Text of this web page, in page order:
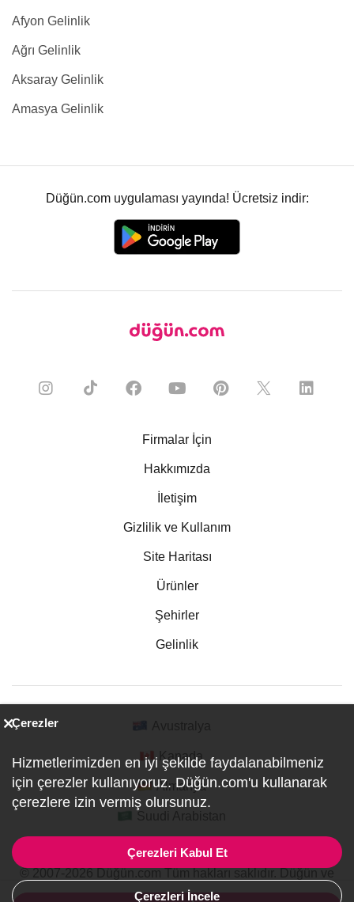
Afyon Gelinlik
Ağrı Gelinlik
Aksaray Gelinlik
Amasya Gelinlik
Düğün.com uygulaması yayında! Ücretsiz indir:
Firmalar İçin
Hakkımızda
İletişim
Gizlilik ve Kullanım
Site Haritası
Ürünler
Şehirler
Gelinlik
Kanada
Almanya
Özel Etkinlik Online Planlama Sitesi.
Çerezler
Hizmetlerimizden en iyi şekilde faydalanabilmeniz
için çerezler kullanıyoruz. Düğün.com'u kullanarak
çerezlere izin vermiş olursunuz.
Çerezleri Kabul Et
Çerezleri İncele